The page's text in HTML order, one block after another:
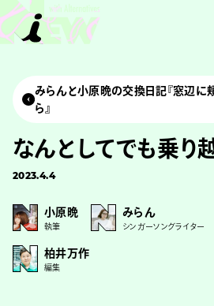
みらんと小原晩の交換日記『窓辺に
ら』
なんとしてでも乗り
2023.4.4
小原晩
執筆
みらん
シンガーソングライター
柏井万作
編集